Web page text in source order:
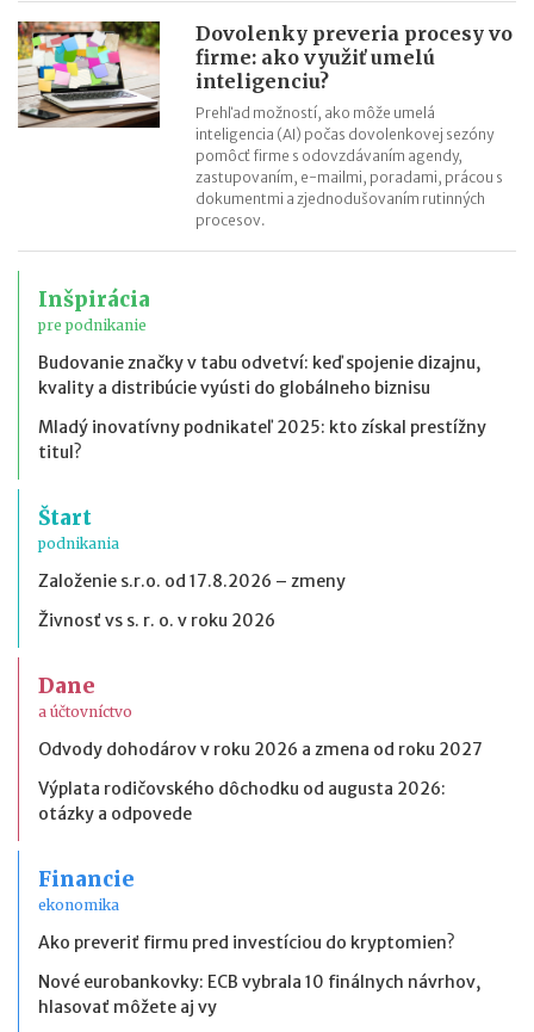
Dovolenky preveria procesy vo
firme: ako využiť umelú
inteligenciu?
Prehľad možností, ako môže umelá
inteligencia (AI) počas dovolenkovej sezóny
pomôcť firme s odovzdávaním agendy,
zastupovaním, e-mailmi, poradami, prácou s
dokumentmi a zjednodušovaním rutinných
procesov.
Inšpirácia
pre podnikanie
Budovanie značky v tabu odvetví: keď spojenie dizajnu,
kvality a distribúcie vyústi do globálneho biznisu
Mladý inovatívny podnikateľ 2025: kto získal prestížny
titul?
Štart
podnikania
Založenie s.r.o. od 17.8.2026 – zmeny
Živnosť vs s. r. o. v roku 2026
Dane
a účtovníctvo
Odvody dohodárov v roku 2026 a zmena od roku 2027
Výplata rodičovského dôchodku od augusta 2026:
otázky a odpovede
Financie
ekonomika
Ako preveriť firmu pred investíciou do kryptomien?
Nové eurobankovky: ECB vybrala 10 finálnych návrhov,
hlasovať môžete aj vy